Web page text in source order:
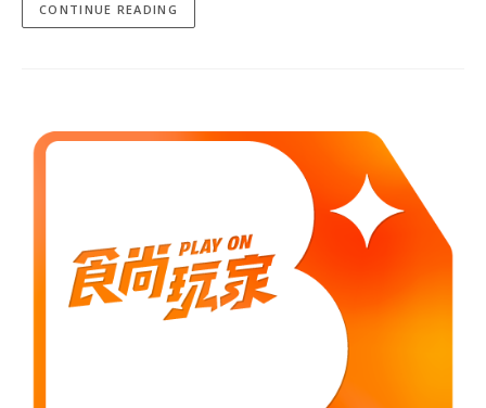
CONTINUE READING